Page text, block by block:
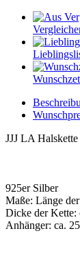
JJJ LA
925er Silber
Maße: Länge
Dicke der Kette:
Anhänger: ca.